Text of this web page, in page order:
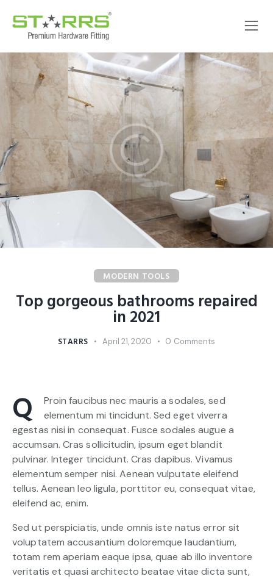
MODERN TOOLS
Top gorgeous bathrooms repaired
in 2021
STARRS April 21, 2020 0 Comments
Q
Proin faucibus nec mauris a sodales, sed
elementum mi tincidunt. Sed eget viverra
egestas nisi in consequat. Fusce sodales augue a
accumsan. Cras sollicitudin, ipsum eget blandit
pulvinar. Integer tincidunt. Cras dapibus. Vivamus
elementum semper nisi. Aenean vulputate eleifend
tellus. Aenean leo ligula, porttitor eu, consequat vitae,
eleifend ac, enim.
Sed ut perspiciatis, unde omnis iste natus error sit
voluptatem accusantium doloremque laudantium,
totam rem aperiam eaque ipsa, quae ab illo inventore
veritatis et quasi architecto beatae vitae dicta sunt,